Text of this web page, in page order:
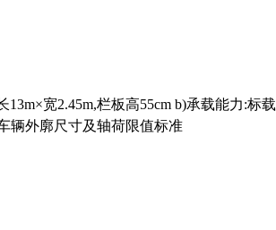
宽2.45m,栏板高55cm b)承载能力:标载
辆外廓尺寸及轴荷限值标准